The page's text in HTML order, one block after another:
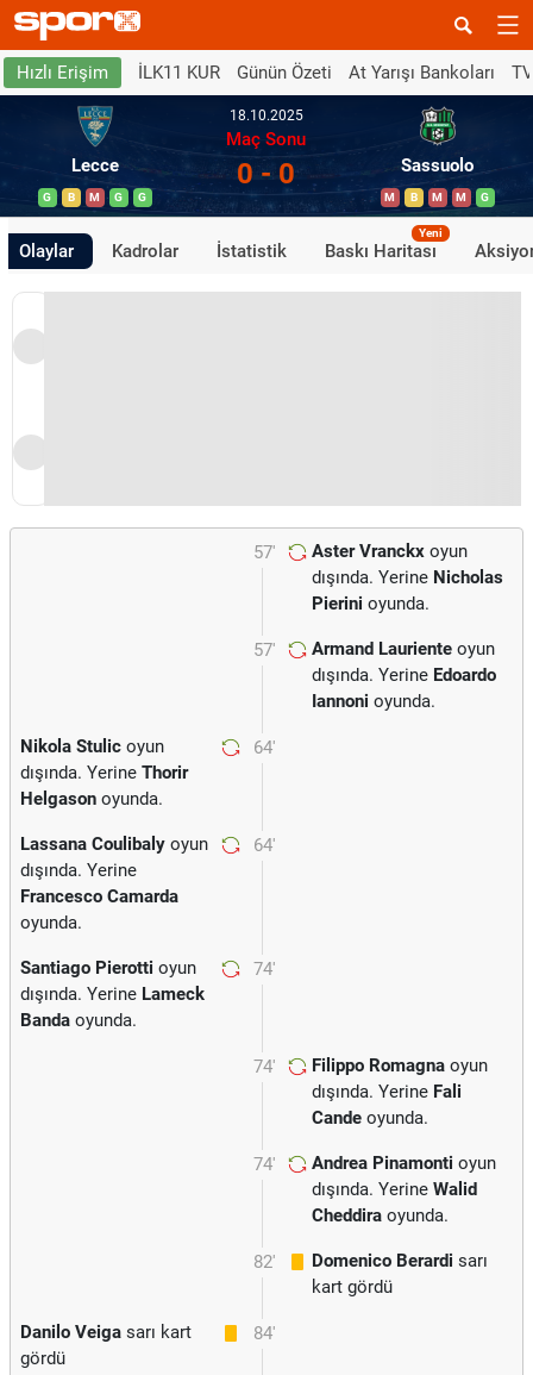
Hızlı Erişim İLK11 KUR Günün Özeti At Yarışı Bankoları
Lecce
G B M G G
18.10.2025
Maç Sonu
0 - 0 Sassuolo
M B M M G
Olaylar Kadrolar İstatistik Baskı Haritası
Yeni
57' Aster Vranckx oyun
dışında. Yerine Nicholas
Pierini oyunda.
57' Armand Lauriente oyun
dışında. Yerine Edoardo
Iannoni oyunda.
64'
Nikola Stulic oyun
dışında. Yerine Thorir
Helgason oyunda.
64'
Lassana Coulibaly oyun
dışında. Yerine
Francesco Camarda
oyunda.
74'
Santiago Pierotti oyun
dışında. Yerine Lameck
Banda oyunda.
74' Filippo Romagna oyun
dışında. Yerine Fali
Cande oyunda.
74' Andrea Pinamonti oyun
dışında. Yerine Walid
Cheddira oyunda.
82' Domenico Berardi sarı
kart gördü
84'
Danilo Veiga sarı kart
gördü